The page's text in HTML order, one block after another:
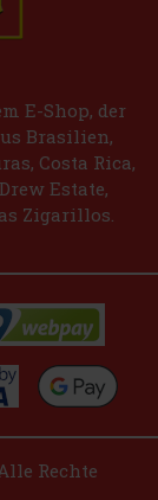
E-Shop, der
Brasilien,
Costa Rica,
Estate,
Zigarillos.
Alle Rechte